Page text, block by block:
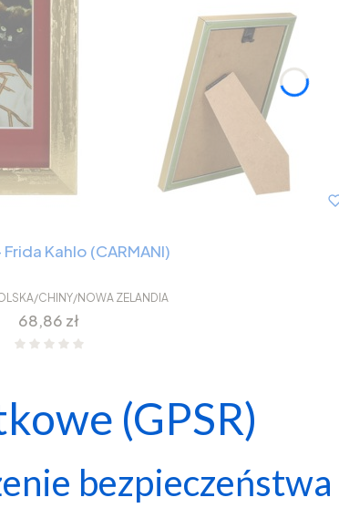
Kahlo (CARMANI)
CHINY/NOWA ZELANDIA
Cena
68,86 zł
(GPSR)
bezpieczeństwa